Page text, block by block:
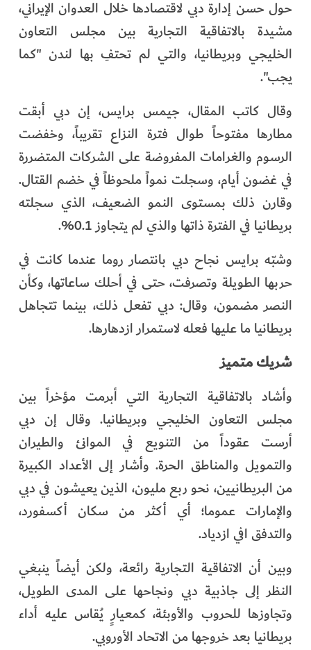
الفرجان
تكنولوجيا
من العالم
الأكثر قراءة
حول حسن إدارة دبي لاقتصادها خلال العدوان الإيراني،
مشيدة بالاتفاقية التجارية بين مجلس التعاون
الخليجي وبريطانيا، والتي لم تحتفِ بها لندن "كما
يجب".
وقال كاتب المقال، جيمس برايس، إن دبي أبقت
مطارها مفتوحاً طوال فترة النزاع تقريباً، وخفضت
الرسوم والغرامات المفروضة على الشركات المتضررة
في غضون أيام، وسجلت نمواً ملحوظاً في خضم القتال.
وقارن ذلك بمستوى النمو الضعيف، الذي سجلته
بريطانيا في الفترة ذاتها والذي لم يتجاوز 0.1%.
وشبّه برايس نجاح دبي بانتصار روما عندما كانت في
حربها الطويلة وتصرفت، حتى في أحلك ساعاتها، وكأن
النصر مضمون، وقال: دبي تفعل ذلك، بينما تتجاهل
بريطانيا ما عليها فعله لاستمرار ازدهارها.
شريك متميز
وأشاد بالاتفاقية التجارية التي أبرمت مؤخراً بين
مجلس التعاون الخليجي وبريطانيا. وقال إن دبي
أرست عقوداً من التنويع في الموانئ والطيران
والتمويل والمناطق الحرة. وأشار إلى الأعداد الكبيرة
من البريطانيين، نحو ربع مليون، الذين يعيشون في دبي
والإمارات عموما؛ أي أكثر من سكان أكسفورد،
والتدفق افي ازدياد.
وبين أن الاتفاقية التجارية رائعة، ولكن أيضاً ينبغي
النظر إلى جاذبية دبي ونجاحها على المدى الطويل،
وتجاوزها للحروب والأوبئة، كمعيارٍ يُقاس عليه أداء
بريطانيا بعد خروجها من الاتحاد الأوروبي.